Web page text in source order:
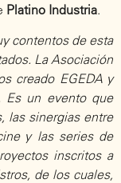
Platino Industria.
contentos de esta
La Asociación
creado EGEDA y
Es un evento que
las sinergias entre
y las series de
inscritos a
de los cuales,